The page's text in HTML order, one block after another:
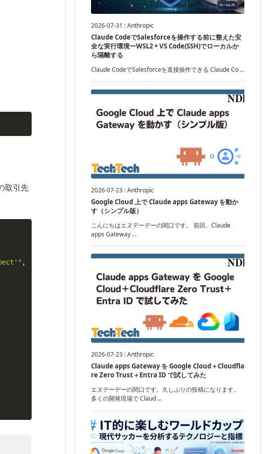
取引先
,
2026-07-31 :Anthropic
Claude CodeでSalesforceを操作する前に整えた安
全な実行環境ーWSL2 + VS Code(SSH)でローカルか
ら隔離する
Claude CodeでSalesforceを直接操作できる Claude Co ...
2026-07-23 :Anthropic
Google Cloud 上で Claude apps Gateway を動か
す（シンプル版）
こんにちはエヌデーデーの関口です。 前回、Claude
apps Gateway ...
2026-07-23 :Anthropic
Claude apps Gateway を Google Cloud＋Cloudfla
re Zero Trust＋Entra ID で試してみた
エヌデーデーの関口です。久しぶりの投稿になります。
多くの開発現場で Claud ...